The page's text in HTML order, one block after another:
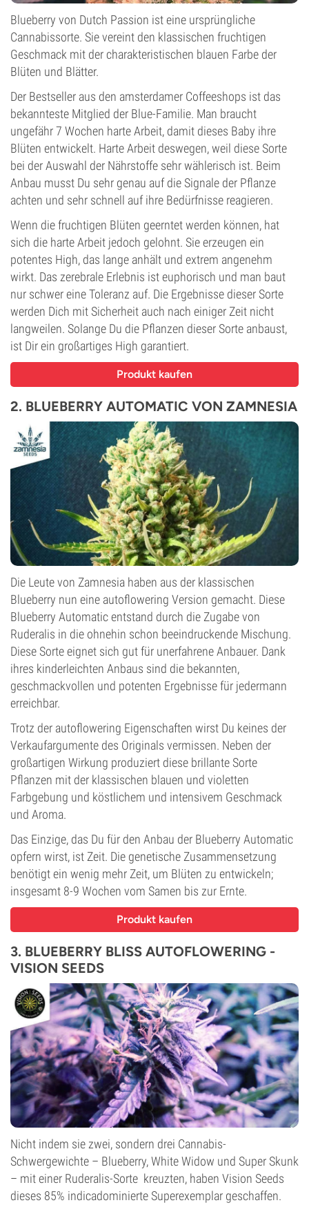
Blueberry von Dutch Passion ist eine ursprüngliche
Cannabissorte. Sie vereint den klassischen fruchtigen
Geschmack mit der charakteristischen blauen Farbe der
Blüten und Blätter.
Der Bestseller aus den amsterdamer Coffeeshops ist das
bekannteste Mitglied der Blue-Familie. Man braucht
ungefähr 7 Wochen harte Arbeit, damit dieses Baby ihre
Blüten entwickelt. Harte Arbeit deswegen, weil diese Sorte
bei der Auswahl der Nährstoffe sehr wählerisch ist. Beim
Anbau musst Du sehr genau auf die Signale der Pflanze
achten und sehr schnell auf ihre Bedürfnisse reagieren.
Wenn die fruchtigen Blüten geerntet werden können, hat
sich die harte Arbeit jedoch gelohnt. Sie erzeugen ein
potentes High, das lange anhält und extrem angenehm
wirkt. Das zerebrale Erlebnis ist euphorisch und man baut
nur schwer eine Toleranz auf. Die Ergebnisse dieser Sorte
werden Dich mit Sicherheit auch nach einiger Zeit nicht
langweilen. Solange Du die Pflanzen dieser Sorte anbaust,
ist Dir ein großartiges High garantiert.
Produkt kaufen
2. BLUEBERRY AUTOMATIC VON ZAMNESIA
Die Leute von Zamnesia haben aus der klassischen
Blueberry nun eine autoflowering Version gemacht. Diese
Blueberry Automatic entstand durch die Zugabe von
Ruderalis in die ohnehin schon beeindruckende Mischung.
Diese Sorte eignet sich gut für unerfahrene Anbauer. Dank
ihres kinderleichten Anbaus sind die bekannten,
geschmackvollen und potenten Ergebnisse für jedermann
erreichbar.
Trotz der autoflowering Eigenschaften wirst Du keines der
Verkaufargumente des Originals vermissen. Neben der
großartigen Wirkung produziert diese brillante Sorte
Pflanzen mit der klassischen blauen und violetten
Farbgebung und köstlichem und intensivem Geschmack
und Aroma.
Das Einzige, das Du für den Anbau der Blueberry Automatic
opfern wirst, ist Zeit. Die genetische Zusammensetzung
benötigt ein wenig mehr Zeit, um Blüten zu entwickeln;
insgesamt 8-9 Wochen vom Samen bis zur Ernte.
Produkt kaufen
3. BLUEBERRY BLISS AUTOFLOWERING -
VISION SEEDS
Nicht indem sie zwei, sondern drei Cannabis-
Schwergewichte – Blueberry, White Widow und Super Skunk
– mit einer Ruderalis-Sorte kreuzten, haben Vision Seeds
dieses 85% indicadominierte Superexemplar geschaffen.